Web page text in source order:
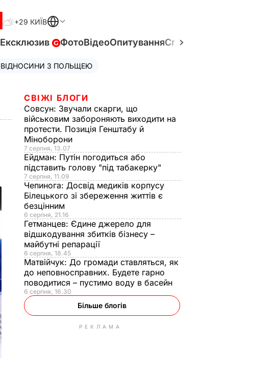
+29 КИЇВ
Ексклюзив ФотоВідеоОпитуванняСпецпроєкти
ВІДНОСИНИ З ПОЛЬЩЕЮ
СВІЖІ БЛОГИ
Совсун: Звучали скарги, що
військовим забороняють виходити на
протести. Позиція Генштабу й
Міноборони
7 серпня, 13.07
Ейдман: Путін погодиться або
підставить голову "під табакерку"
7 серпня, 11.09
Чепинога: Досвід медиків корпусу
Білецького зі збереження життів є
безцінним
6 серпня, 21.16
Гетманцев: Єдине джерело для
відшкодування збитків бізнесу –
майбутні репарації
6 серпня, 18.45
Матвійчук: До громади ставляться, як
до неповносправних. Будете гарно
поводитися – пустимо воду в басейн
6 серпня, 16.30
Більше блогів
РЕКЛАМА